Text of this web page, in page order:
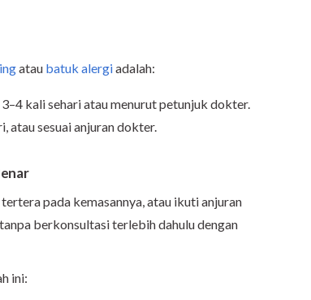
atau batuk alergiadalah:
3–4 kali sehari atau menurut petunjuk dokter.
atau sesuai anjuran dokter.
pada kemasannya, atau ikuti anjuran
berkonsultasi terlebih dahulu dengan
ini: